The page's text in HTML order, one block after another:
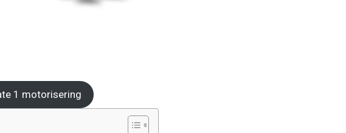
1 motorisering